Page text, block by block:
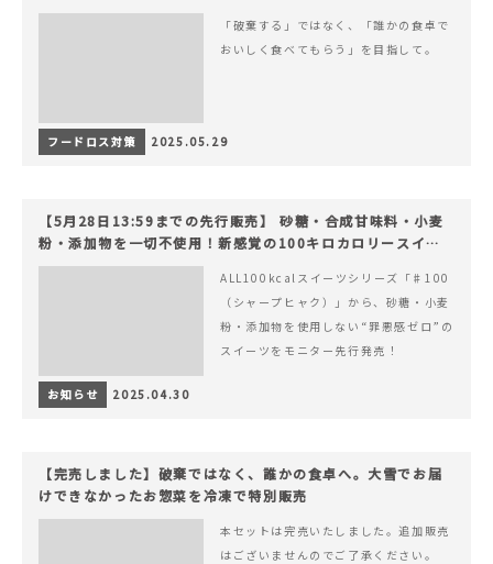
「破棄する」ではなく、「誰かの食卓で
おいしく食べてもらう」を目指して。
フードロス対策 2025.05.29
【5月28日13:59までの先行販売】 砂糖・合成甘味料・小麦
粉・添加物を一切不使用！新感覚の100キロカロリースイー
ツでヘルシーライフを。
ALL100kcalスイーツシリーズ「♯100
（シャープヒャク）」から、砂糖・小麦
粉・添加物を使用しない“罪悪感ゼロ”の
スイーツをモニター先行発売！
お知らせ 2025.04.30
【完売しました】破棄ではなく、誰かの食卓へ。大雪でお届
けできなかったお惣菜を冷凍で特別販売
本セットは完売いたしました。追加販売
はございませんのでご了承ください。